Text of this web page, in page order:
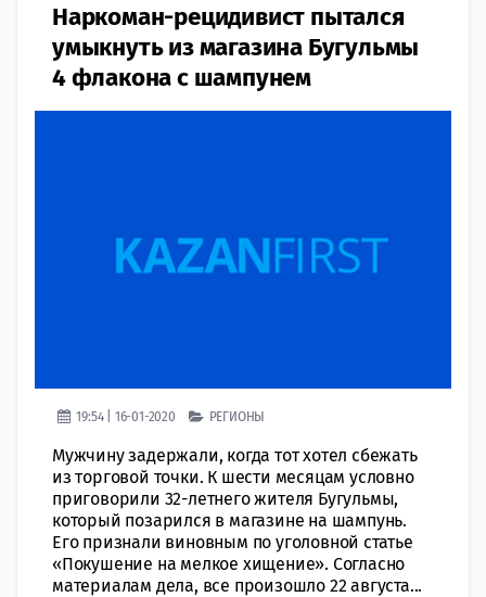
Наркоман-рецидивист пытался
умыкнуть из магазина Бугульмы
4 флакона с шампунем
19:54 | 16-01-2020 РЕГИОНЫ
Мужчину задержали, когда тот хотел сбежать
из торговой точки. К шести месяцам условно
приговорили 32-летнего жителя Бугульмы,
который позарился в магазине на шампунь.
Его признали виновным по уголовной статье
«Покушение на мелкое хищение». Согласно
материалам дела, все произошло 22 августа...